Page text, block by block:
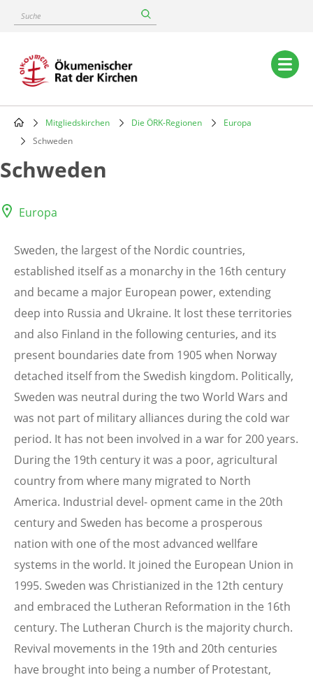
content
Suche
Main
navigation
Breadcrumb
Mitgliedskirchen Die ÖRK-Regionen
Europa
Schweden
Schweden
Europa
Sweden, the largest of the Nordic countries,
established itself as a monarchy in the 16th century
and became a major European power, extending
deep into Russia and Ukraine. It lost these territories
and also Finland in the following centuries, and its
present boundaries date from 1905 when Norway
detached itself from the Swedish kingdom. Politically,
Sweden was neutral during the two World Wars and
was not part of military alliances during the cold war
period. It has not been involved in a war for 200 years.
During the 19th century it was a poor, agricultural
country from where many migrated to North
America. Industrial devel- opment came in the 20th
century and Sweden has become a prosperous
nation with one of the most advanced wellfare
systems in the world. It joined the European Union in
1995. Sweden was Christianized in the 12th century
and embraced the Lutheran Reformation in the 16th
century. The Lutheran Church is the majority church.
Revival movements in the 19th and 20th centuries
have brought into being a number of Protestant,